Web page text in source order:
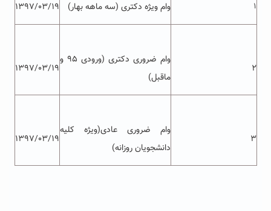
۱ وام ویژه دکتری (سه ماهه بهار) ۱۳۹۷/۰۳/۱۹
۲
وام ضروری دکتری (ورودی ۹۵ و
ماقبل)
۱۳۹۷/۰۳/۱۹
۳
وام ضروری عادی(ویژه کلیه
دانشجویان روزانه)
۱۳۹۷/۰۳/۱۹